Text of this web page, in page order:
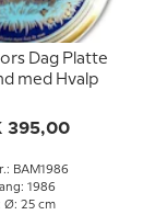
Dag Platte
med Hvalp
395,00
BAM1986
1986
Ø: 25 cm